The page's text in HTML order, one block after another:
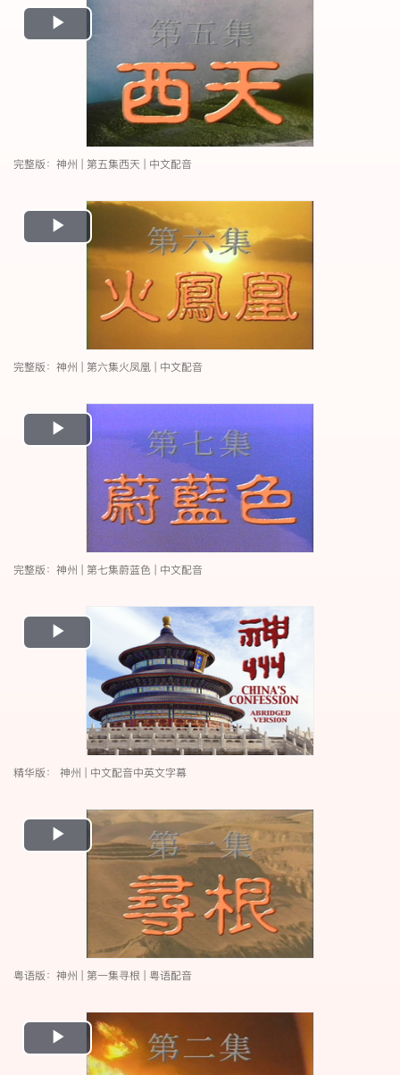
Play
Video
完整版：神州 | 第五集西天 | 中文配音
Play
Video
完整版：神州 | 第六集火凤凰 | 中文配音
Play
Video
完整版：神州 | 第七集蔚蓝色 | 中文配音
Play
Video
精华版： 神州 | 中文配音中英文字幕
Play
Video
粤语版：神州 | 第一集寻根 | 粤语配音
Play
Video